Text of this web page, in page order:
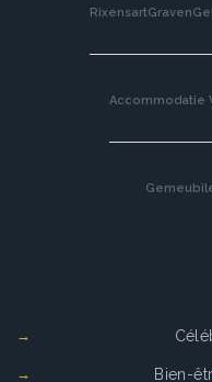
RixensartGraven
Accommodatie
Bien-